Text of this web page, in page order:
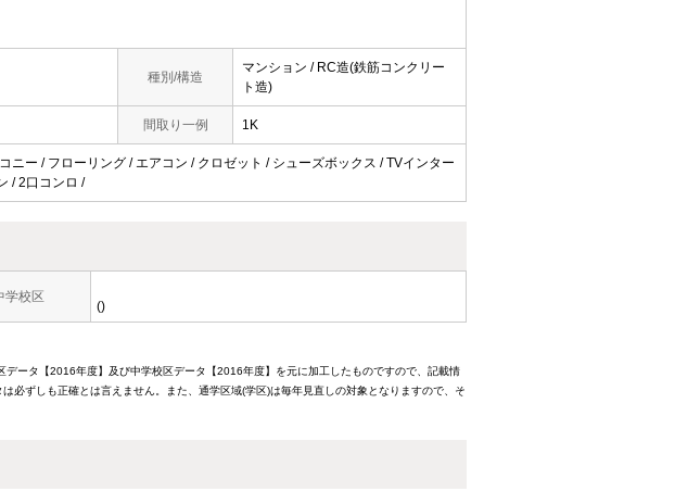
種別/構造
マンション / RC造(鉄筋コンクリー
ト造)
間取り一例 1K
ー / フローリング / エアコン / クロゼット / シューズボックス / TVインター
/ 2口コンロ /
学校区
()
ータ【2016年度】及び中学校区データ【2016年度】を元に加工したものですので、記載情
必ずしも正確とは言えません。また、通学区域(学区)は毎年見直しの対象となりますので、そ